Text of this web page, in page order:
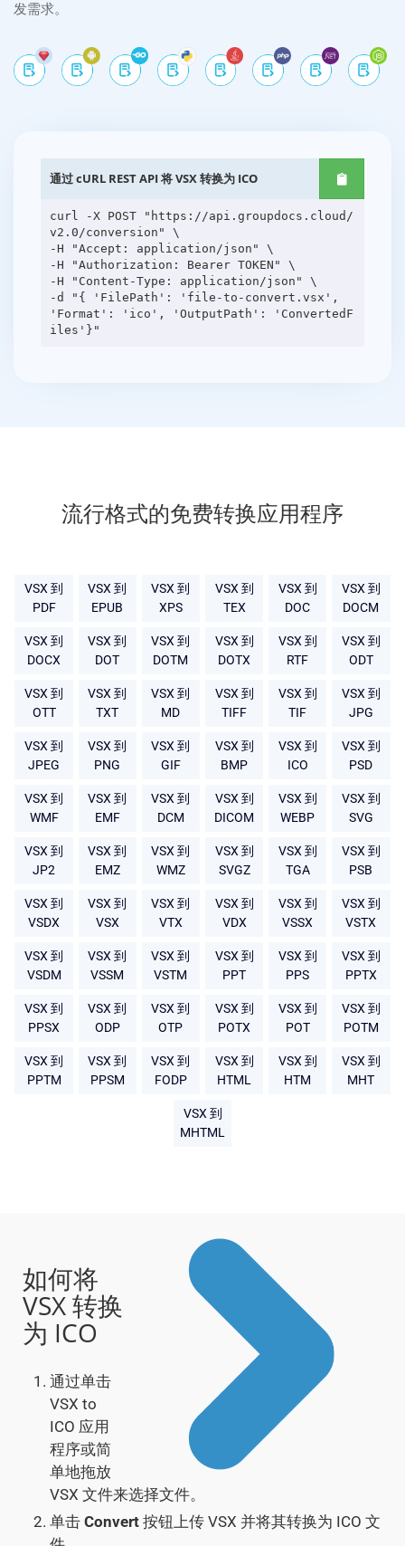
发需求。
通过 cURL REST API 将 VSX 转换为 ICO
curl -X POST "https://api.groupdocs.cloud/
v2.0/conversion" \
-H "Accept: application/json" \
-H "Authorization: Bearer TOKEN" \
-H "Content-Type: application/json" \
-d "{ 'FilePath': 'file-to-convert.vsx',
'Format': 'ico', 'OutputPath': 'ConvertedF
流行格式的免费转换应用程序
VSX 到
PDF
VSX 到
EPUB
VSX 到
XPS
VSX 到
TEX
VSX 到
DOC
VSX 到
DOCM
VSX 到
DOCX
VSX 到
DOT
VSX 到
DOTM
VSX 到
DOTX
VSX 到
RTF
VSX 到
ODT
VSX 到
OTT
VSX 到
TXT
VSX 到
MD
VSX 到
TIFF
VSX 到
TIF
VSX 到
JPG
VSX 到
JPEG
VSX 到
PNG
VSX 到
GIF
VSX 到
BMP
VSX 到
ICO
VSX 到
PSD
VSX 到
WMF
VSX 到
EMF
VSX 到
DCM
VSX 到
DICOM
VSX 到
WEBP
VSX 到
SVG
VSX 到
JP2
VSX 到
EMZ
VSX 到
WMZ
VSX 到
SVGZ
VSX 到
TGA
VSX 到
PSB
VSX 到
VSDX
VSX 到
VSX
VSX 到
VTX
VSX 到
VDX
VSX 到
VSSX
VSX 到
VSTX
VSX 到
VSDM
VSX 到
VSSM
VSX 到
VSTM
VSX 到
PPT
VSX 到
PPS
VSX 到
PPTX
VSX 到
PPSX
VSX 到
ODP
VSX 到
OTP
VSX 到
POTX
VSX 到
POT
VSX 到
POTM
VSX 到
PPTM
VSX 到
PPSM
VSX 到
FODP
VSX 到
HTML
VSX 到
HTM
VSX 到
MHT
VSX 到
MHTML
如何将
VSX 转换
为 ICO
通过单击
VSX to
ICO 应用
程序或简
单地拖放
VSX 文件来选择文件。
单击 Convert 按钮上传 VSX 并将其转换为 ICO 文